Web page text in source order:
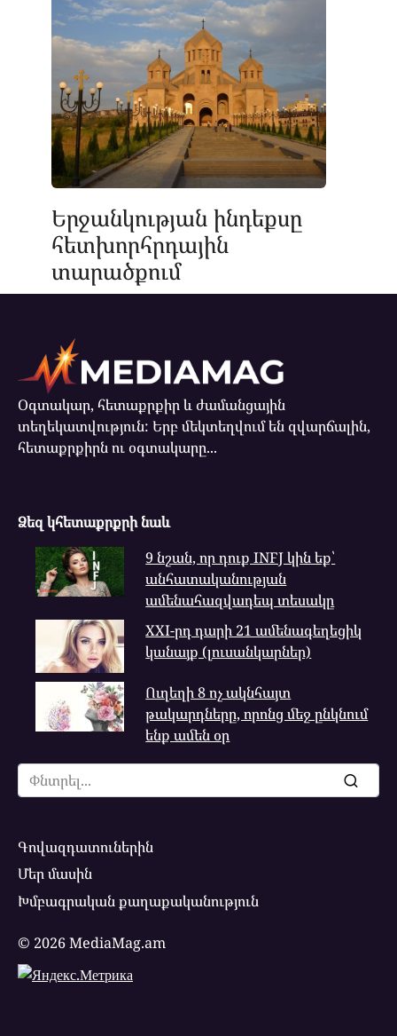
Երջանկության ինդեքսը
հետխորհրդային
տարածքում
Օգտակար, հետաքրքիր և ժամանցային
տեղեկատվություն: Երբ մեկտեղվում են զվարճալին,
հետաքրքիրն ու օգտակարը...
Ձեզ կհետաքրքրի նաև
9 նշան, որ դուք INFJ կին եք՝
անհատականության
ամենահազվադեպ տեսակը
XXI-րդ դարի 21 ամենագեղեցիկ
կանայք (լուսանկարներ)
Ուղեղի 8 ոչ ակնհայտ
թակարդները, որոնց մեջ ընկնում
ենք ամեն օր
Search
for:
Գովազդատուներին
Մեր մասին
Խմբագրական քաղաքականություն
© 2026 MediaMag.am